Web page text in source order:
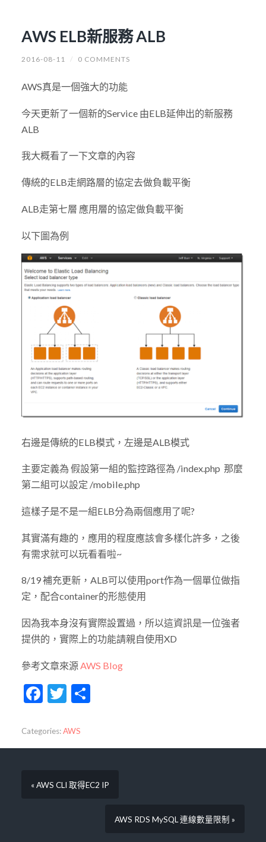
AWS ELB新服務 ALB
2016-08-11 / 0 COMMENTS
AWS真是一個強大的功能
今天更新了一個新的Service 由ELB延伸出的新服務
ALB
我大概看了一下文章的內容
傳統的ELB走網路層的協定去做負載平衡
ALB走第七層 應用層的協定做負載平衡
以下圖為例
右邊是傳統的ELB模式，左邊是ALB模式
主要定義為 假設第一組的監控路徑為 /index.php 那麼
第二組可以設定 /mobile.php
這樣子是不是一組ELB分為兩個應用了呢?
其實滿有趣的，應用的程度應該會多樣化許多，之後
有需求就可以玩看看啦~
8/19 補充更新，ALB可以使用port作為一個單位做指
定，配合container的形態使用
因為我本身沒有實際設置過，所以這資訊是一位強者
提供的，實際上的功能請親自使用XD
參考文章來源AWS Blog
Facebook
Twitter
Share
Categories:AWS
« AWS CLI 取得EC2 IP
AWS RDS MySQL 連線數量限制 »